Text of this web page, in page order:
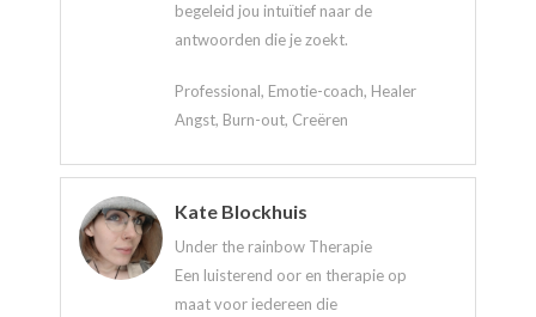
begeleid jou intuïtief naar de
antwoorden die je zoekt.
Professional, Emotie-coach, Healer
Angst, Burn-out, Creëren
Kate Blockhuis
Under the rainbow Therapie
Een luisterend oor en therapie op
maat voor iedereen die